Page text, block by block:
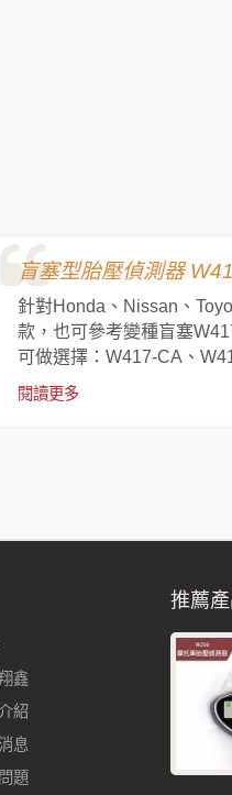
盲塞型胎壓偵測器
針對Honda、Nissan、
款，也可參考變種盲塞
可做選擇：W417-CA、
閱讀更多
鑫
紹
息
題
推薦
測器 W417
、Toyota的
W417-T，可以嵌
他廠牌的車款，也
鑽孔安裝盲塞型